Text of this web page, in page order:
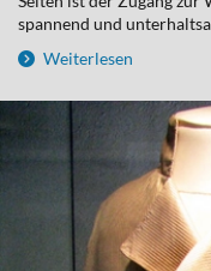
spannend und
Weiterlesen